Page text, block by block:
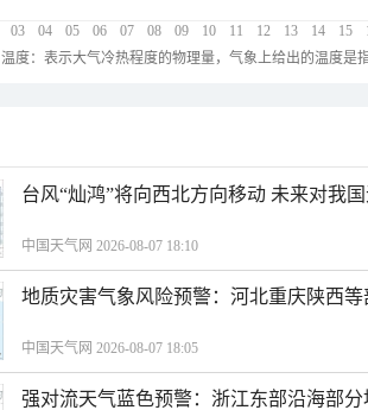
03 04 05 06 07 08 09 10 11 12 13 14 15
温度：表示大气冷热程度的物理量，气象上给出的温度是
台风“灿鸿”将向西北方向移动 未来对我
中国天气网 2026-08-07 18:10
地质灾害气象风险预警：河北重庆陕西
中国天气网 2026-08-07 18:05
强对流天气蓝色预警：浙江东部沿海部